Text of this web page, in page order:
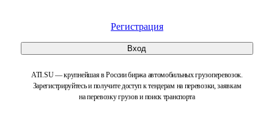
Регистрация
Вход
ATI.SU — крупнейшая в России биржа автомобильных грузоперевозок.
Зарегистрируйтесь и получите доступ к тендерам на перевозки, заявкам
на перевозку грузов и поиск транспорта